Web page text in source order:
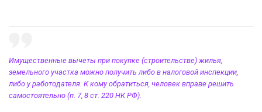
Имущественные вычеты при покупке (строительстве) жилья,
земельного участка можно получить либо в налоговой инспекции,
либо у работодателя. К кому обратиться, человек вправе решить
самостоятельно (п. 7, 8 ст. 220 НК РФ).